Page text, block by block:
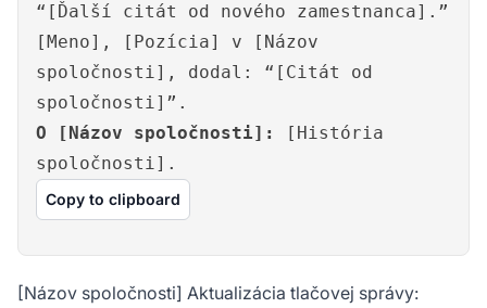
“[Ďalší citát od nového zamestnanca].”
[Meno], [Pozícia] v [Názov
spoločnosti], dodal: “[Citát od
spoločnosti]”.
O [Názov spoločnosti]:
[História
spoločnosti].
Copy to clipboard
[Názov spoločnosti] Aktualizácia tlačovej správy: